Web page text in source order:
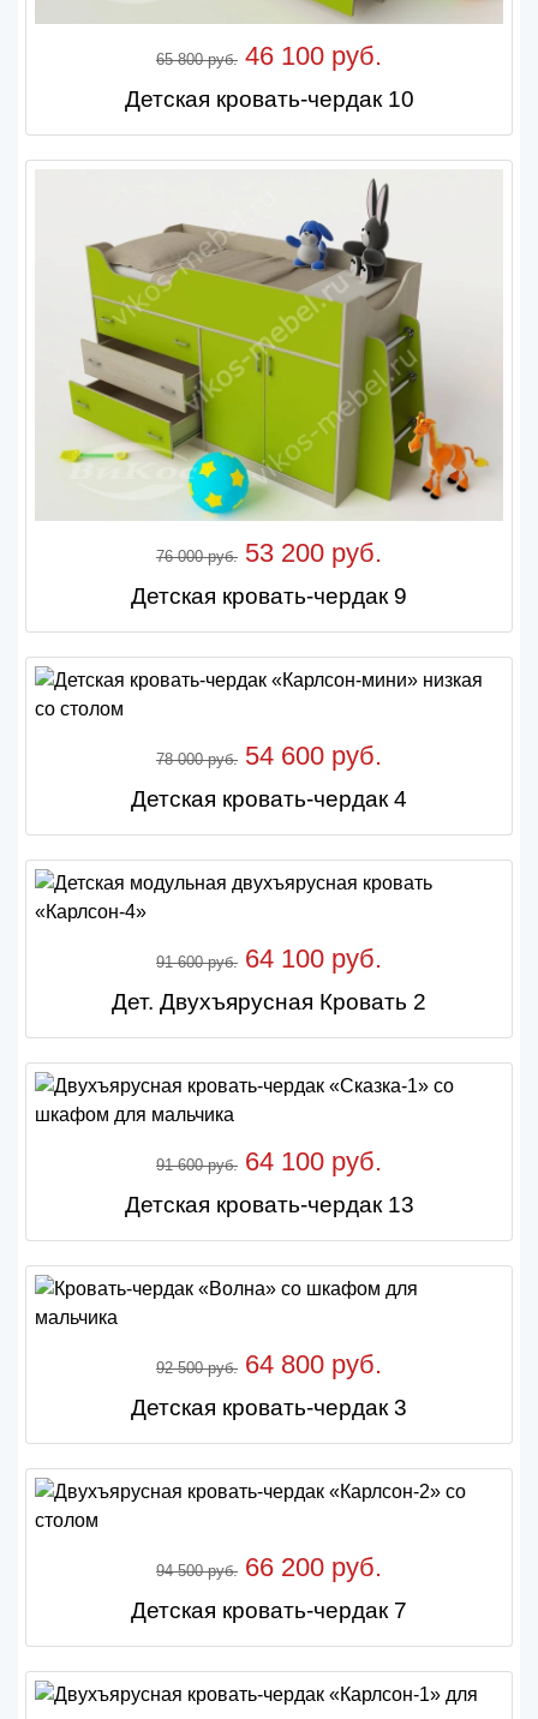
65 800 руб. 46 100 руб.
Детская кровать-чердак 10
76 000 руб. 53 200 руб.
Детская кровать-чердак 9
78 000 руб. 54 600 руб.
Детская кровать-чердак 4
91 600 руб. 64 100 руб.
Дет. Двухъярусная Кровать 2
91 600 руб. 64 100 руб.
Детская кровать-чердак 13
92 500 руб. 64 800 руб.
Детская кровать-чердак 3
94 500 руб. 66 200 руб.
Детская кровать-чердак 7